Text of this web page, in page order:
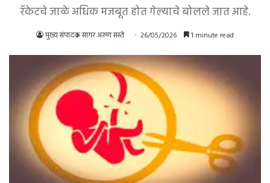
रॅकेटचे जाळे अधिक मजबूत होत गेल्याचे बोलले जात आहे.
मुख्य संपादक सागर अरुण सस्ते 26/05/2026 1 minute read